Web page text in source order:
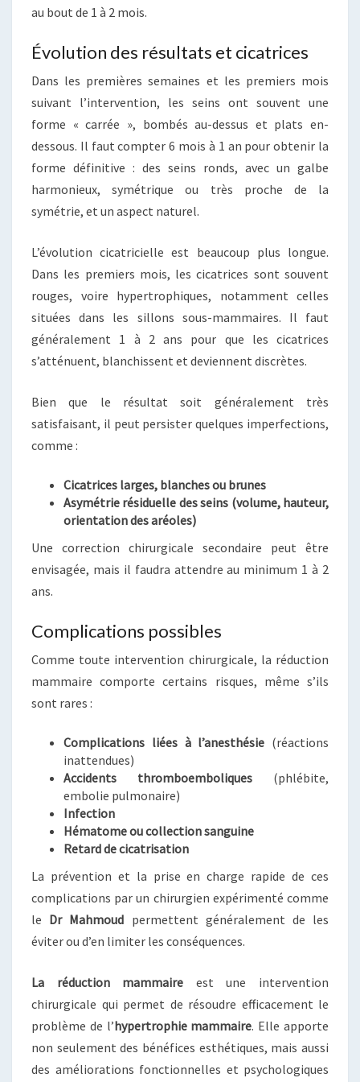
au bout de 1 à 2 mois.
Évolution des résultats et cicatrices
Dans les premières semaines et les premiers mois
suivant l’intervention, les seins ont souvent une
forme « carrée », bombés au-dessus et plats en-
dessous. Il faut compter 6 mois à 1 an pour obtenir la
forme définitive : des seins ronds, avec un galbe
harmonieux, symétrique ou très proche de la
symétrie, et un aspect naturel.
L’évolution cicatricielle est beaucoup plus longue.
Dans les premiers mois, les cicatrices sont souvent
rouges, voire hypertrophiques, notamment celles
situées dans les sillons sous-mammaires. Il faut
généralement 1 à 2 ans pour que les cicatrices
s’atténuent, blanchissent et deviennent discrètes.
Bien que le résultat soit généralement très
satisfaisant, il peut persister quelques imperfections,
comme :
Cicatrices larges, blanches ou brunes
Asymétrie résiduelle des seins (volume, hauteur,
orientation des aréoles)
Une correction chirurgicale secondaire peut être
envisagée, mais il faudra attendre au minimum 1 à 2
ans.
Complications possibles
Comme toute intervention chirurgicale, la réduction
mammaire comporte certains risques, même s’ils
sont rares :
Complications liées à l’anesthésie (réactions
inattendues)
Accidents thromboemboliques (phlébite,
embolie pulmonaire)
Infection
Hématome ou collection sanguine
Retard de cicatrisation
La prévention et la prise en charge rapide de ces
complications par un chirurgien expérimenté comme
le Dr Mahmoud permettent généralement de les
éviter ou d’en limiter les conséquences.
La réduction mammaire est une intervention
chirurgicale qui permet de résoudre efficacement le
problème de l’hypertrophie mammaire. Elle apporte
non seulement des bénéfices esthétiques, mais aussi
des améliorations fonctionnelles et psychologiques